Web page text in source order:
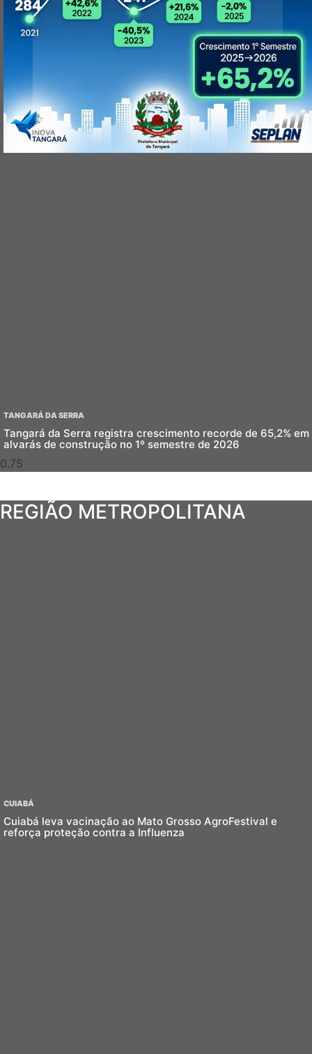
TANGARÁ DA SERRA
Tangará da Serra registra crescimento recorde de 65,2% em
alvarás de construção no 1º semestre de 2026
REGIÃO METROPOLITANA
CUIABÁ
Cuiabá leva vacinação ao Mato Grosso AgroFestival e
reforça proteção contra a Influenza